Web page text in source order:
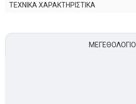
ΤΕΧΝΙΚΑ ΧΑΡΑΚΤΗΡΙΣΤΙΚΑ
ΜΕΓΕΘΟΛΌΓΙΟ